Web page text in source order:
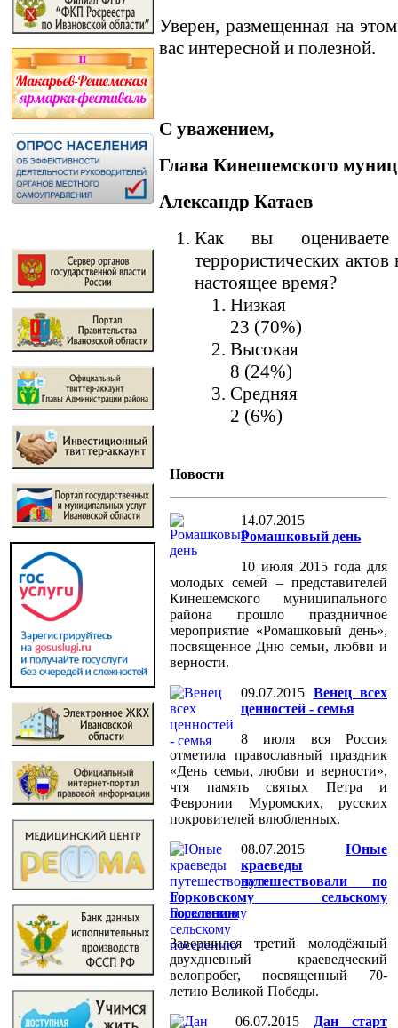
Уверен, размещенная на
вас интересной и полезной.
С уважением,
Глава Кинешемского
Александр Катаев
Как вы оцениваете
террористических
настоящее время?
Низкая
23 (70%)
Высокая
8 (24%)
Средняя
2 (6%)
Новости
14.07.2015
Ромашковый день
10 июля 2015 года для
молодых семей – представителей
Кинешемского муниципального
района прошло праздничное
мероприятие «Ромашковый день»,
посвященное Дню семьи, любви и
верности.
09.07.2015 Венец всех
ценностей - семья
8 июля вся Россия
отметила православный праздник
«День семьи, любви и верности»,
чтя память святых Петра и
Февронии Муромских, русских
покровителей влюбленных.
08.07.2015
Юные
краеведы
путешествовали по
Горковскому сельскому
поселению
Завершился третий молодёжный
двухдневный краеведческий
велопробег, посвященный 70-
летию Великой Победы.
06.07.2015
Дан старт